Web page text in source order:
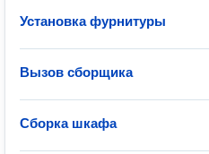
Установка фурнитуры
Вызов сборщика
Сборка шкафа